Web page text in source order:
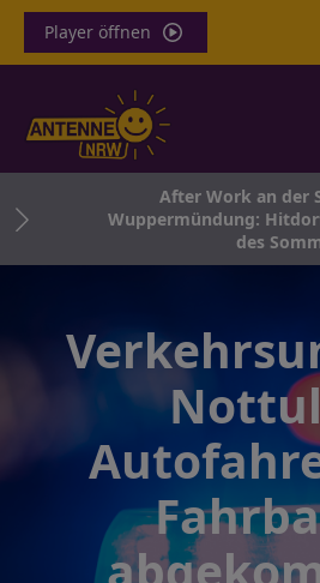
Player öffnen
After Work an der
Wuppermündung:
des